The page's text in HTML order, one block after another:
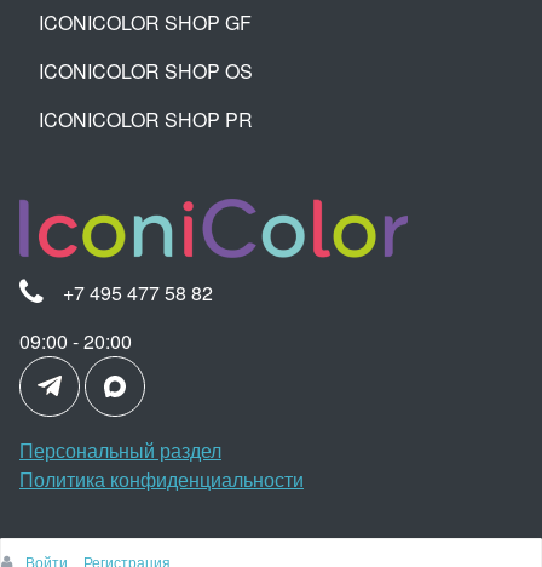
ICONICOLOR SHOP GF
ICONICOLOR SHOP OS
ICONICOLOR SHOP PR
+7 495 477 58 82
09:00 - 20:00
Персональный раздел
Политика конфиденциальности
Войти Регистрация